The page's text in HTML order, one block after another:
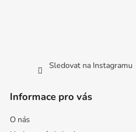
Sledovat na Instagramu
Informace pro vás
O nás